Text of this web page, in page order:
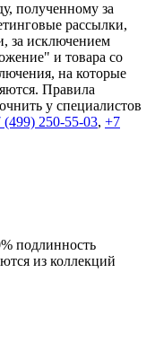
полученному за
рассылки,
за исключением
и товара со
на которые
Правила
у специалистов
(499) 250-55-03, +7
подлинность
из коллекций